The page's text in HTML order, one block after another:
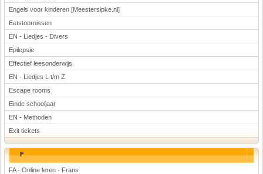
Engels voor kinderen [Meestersipke.nl]
Eetstoornissen
EN - Liedjes - Divers
Epilepsie
Effectief leesonderwijs
EN - Liedjes L t/m Z
Escape rooms
Einde schooljaar
EN - Methoden
Exit tickets
F
FA - Online leren - Frans